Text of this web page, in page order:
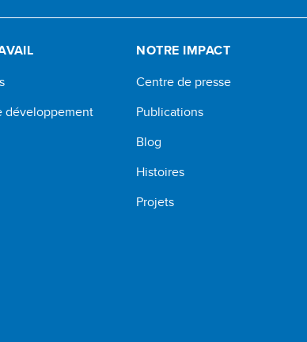
développement
NOTRE IMPACT
Centre de presse
Publications
Blog
Histoires
Projets